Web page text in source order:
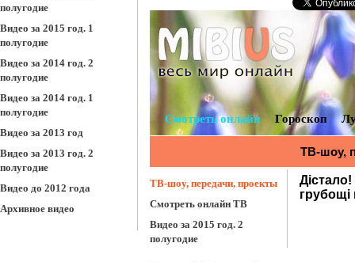
полугодие
Видео за 2015 год. 1
полугодие
Видео за 2014 год. 2
полугодие
Видео за 2014 год. 1
полугодие
Видео за 2013 год
Видео за 2013 год. 2
полугодие
Видео до 2012 года
Архивное видео